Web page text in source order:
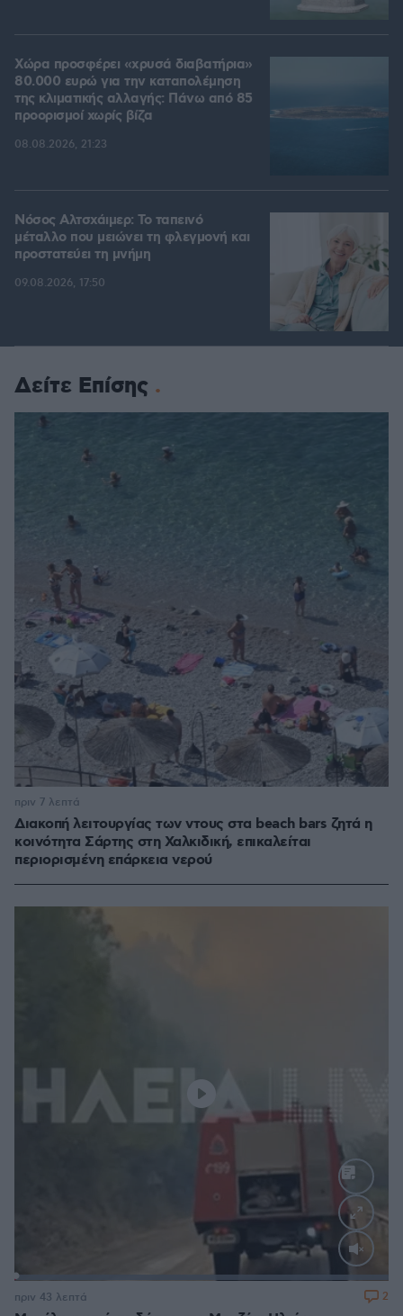
Χώρα προσφέρει «χρυσά διαβατήρια»
80.000 ευρώ για την καταπολέμηση
της κλιματικής αλλαγής: Πάνω από 85
προορισμοί χωρίς βίζα
08.08.2026, 21:23
Νόσος Αλτσχάιμερ: Το ταπεινό
μέταλλο που μειώνει τη φλεγμονή και
προστατεύει τη μνήμη
09.08.2026, 17:50
Δείτε Επίσης
Διακοπή λειτουργίας των ντους στα beach bars ζητά η
κοινότητα Σάρτης στη Χαλκιδική, επικαλείται
περιορισμένη επάρκεια νερού
πριν 7 λεπτά
Loaded:
πριν 43 λεπτά 2